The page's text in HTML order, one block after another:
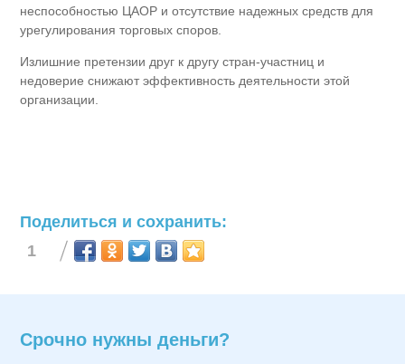
неспособностью ЦАОР и отсутствие надежных средств для
урегулирования торговых споров.
Излишние претензии друг к другу стран-участниц и
недоверие снижают эффективность деятельности этой
организации.
Поделиться и сохранить:
1
Срочно нужны деньги?